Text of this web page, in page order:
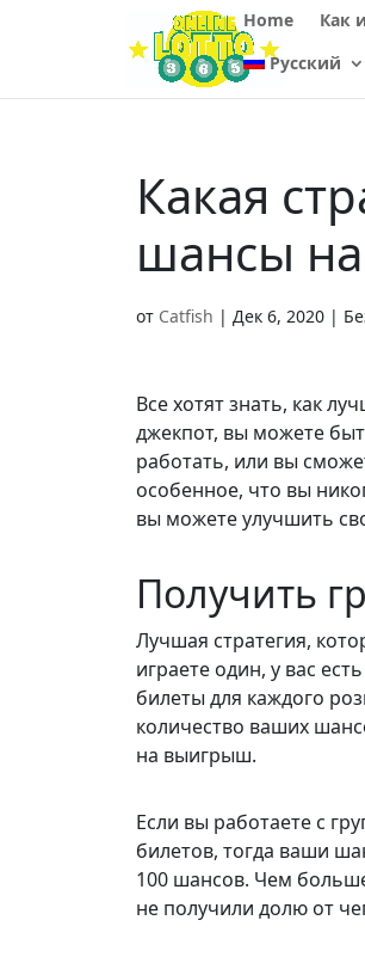
Home Как
Русский
Какая
шансы
от Catfish | Дек 6, 2020 |
Все хотят знать, как
джекпот, вы можете
работать, или вы
особенное, что вы
вы можете улучшить
Получить
Лучшая стратегия,
играете один, у вас
билеты для каждого
количество ваших
на выигрыш.
Если вы работаете с
билетов, тогда ваши
100 шансов. Чем
не получили долю от